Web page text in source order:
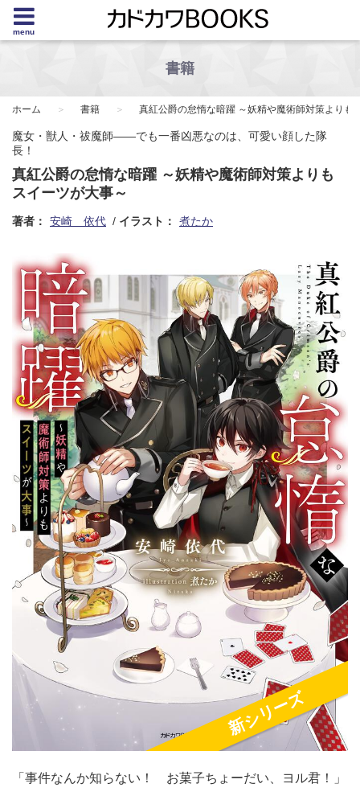
menu
書籍
ホーム 書籍 真紅公爵の怠惰な暗躍 ～妖精や魔術師対策よりも
魔女・獣人・祓魔師――でも一番凶悪なのは、可愛い顔した隊
長！
真紅公爵の怠惰な暗躍 ～妖精や魔術師対策よりも
スイーツが大事～
著者： 安崎 依代 イラスト： 煮たか
新シリーズ
「事件なんか知らない！ お菓子ちょーだい、ヨル君！」